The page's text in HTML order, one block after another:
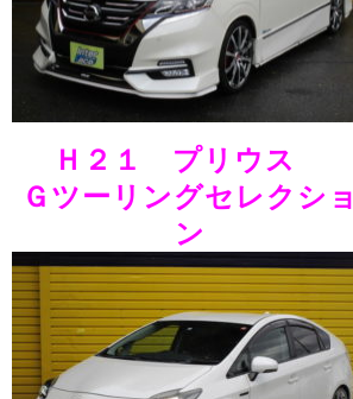
Ｈ２１ プリウス
Ｇツーリングセレクショ
ン